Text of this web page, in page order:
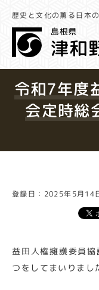
歴史と文化の薫る日本
令和7年度
会定時総
登録日：2025年5月14
益田人権擁護委員
つをしてまいりまし